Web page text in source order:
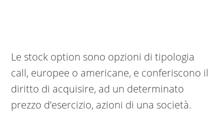
Le stock option sono opzioni di tipologia
call, europee o americane, e conferiscono il
diritto di acquisire, ad un determinato
prezzo d’esercizio, azioni di una società.